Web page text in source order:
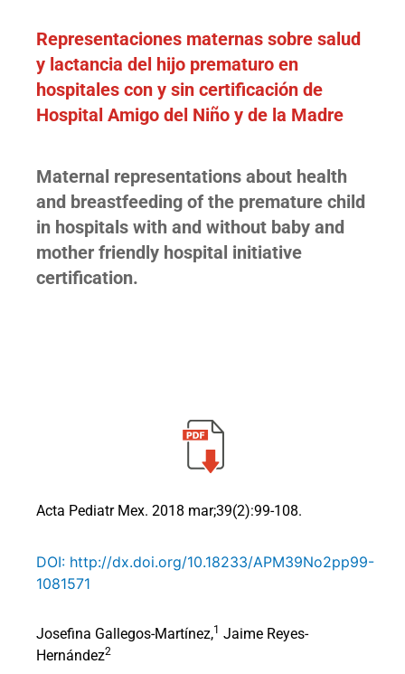
Representaciones maternas sobre salud
y lactancia del hijo prematuro en
hospitales con y sin certificación de
Hospital Amigo del Niño y de la Madre
Maternal representations about health
and breastfeeding of the premature child
in hospitals with and without baby and
mother friendly hospital initiative
certification.
Acta Pediatr Mex. 2018 mar;39(2):99-108.
DOI: http://dx.doi.org/10.18233/APM39No2pp99-
1081571
Josefina Gallegos-Martínez,1 Jaime Reyes-
Hernández2